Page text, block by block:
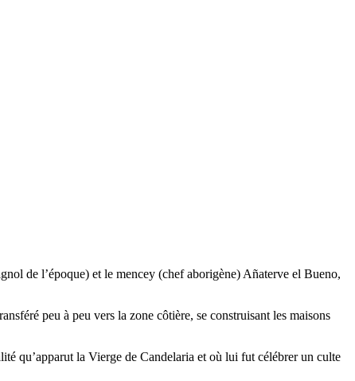
de l’époque) et le mencey (chef aborigène) Añaterve el Bueno,
peu à peu vers la zone côtière, se construisant les maisons
qu’apparut la Vierge de Candelaria et où lui fut célébrer un culte